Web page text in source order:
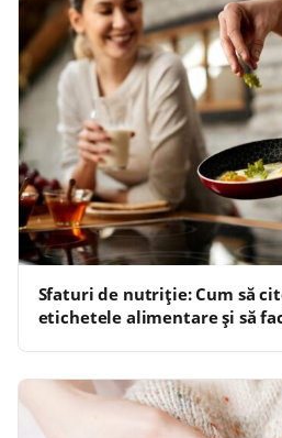
Sfaturi de nutriție: Cum să
etichetele alimentare și să